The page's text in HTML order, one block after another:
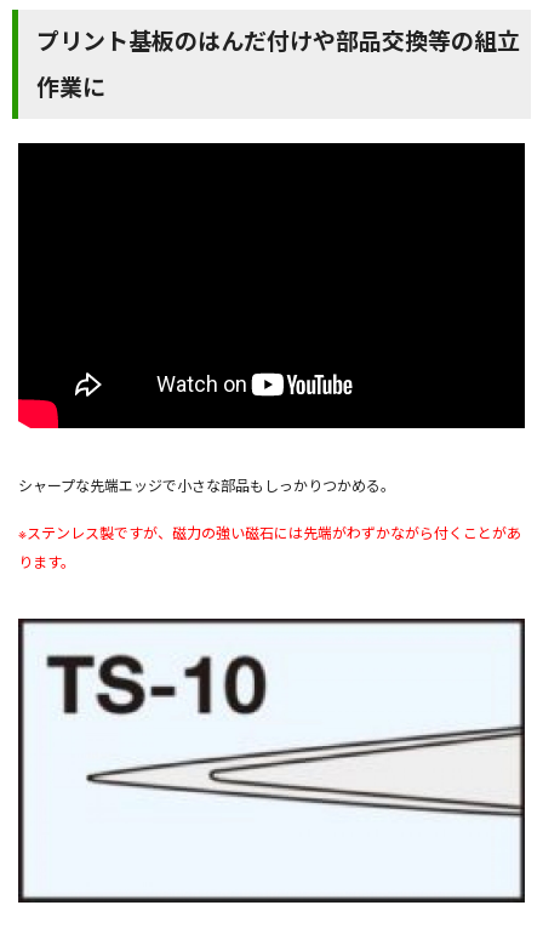
プリント基板のはんだ付けや部品交換等の組立
作業に
シャープな先端エッジで小さな部品もしっかりつかめる。
※ステンレス製ですが、磁力の強い磁石には先端がわずかながら付くことがあ
ります。